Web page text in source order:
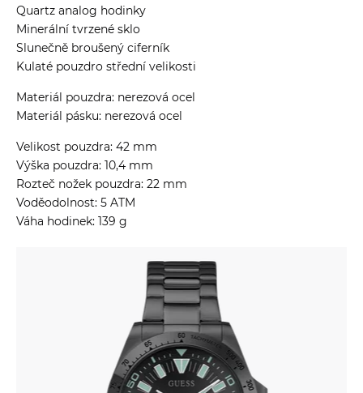
Quartz analog hodinky
Minerální tvrzené sklo
Slunečně broušený ciferník
Kulaté pouzdro střední velikosti
Materiál pouzdra: nerezová ocel
Materiál pásku: nerezová ocel
Velikost pouzdra: 42 mm
Výška pouzdra: 10,4 mm
Rozteč nožek pouzdra: 22 mm
Voděodolnost: 5 ATM
Váha hodinek: 139 g